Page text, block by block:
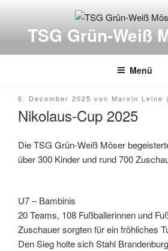
springenTSG Grün-Weiß
Menü
Veröffentlicht
am
6. Dezember 2025 von Marvin Leine
Nikolaus-Cup 2025
Die TSG Grün-Weiß Möser
über 300 Kinder und rund 700
U7 – Bambinis
20 Teams, 108 Fußballerinnen und
Zuschauer sorgten für ein fröhliches
Den Sieg holte sich Stahl